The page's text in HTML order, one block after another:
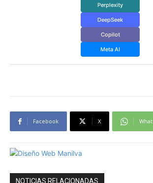
Perplexity
DeepSeek
Copilot
Meta AI
Facebook X
NOTICIAS RELACIONADAS